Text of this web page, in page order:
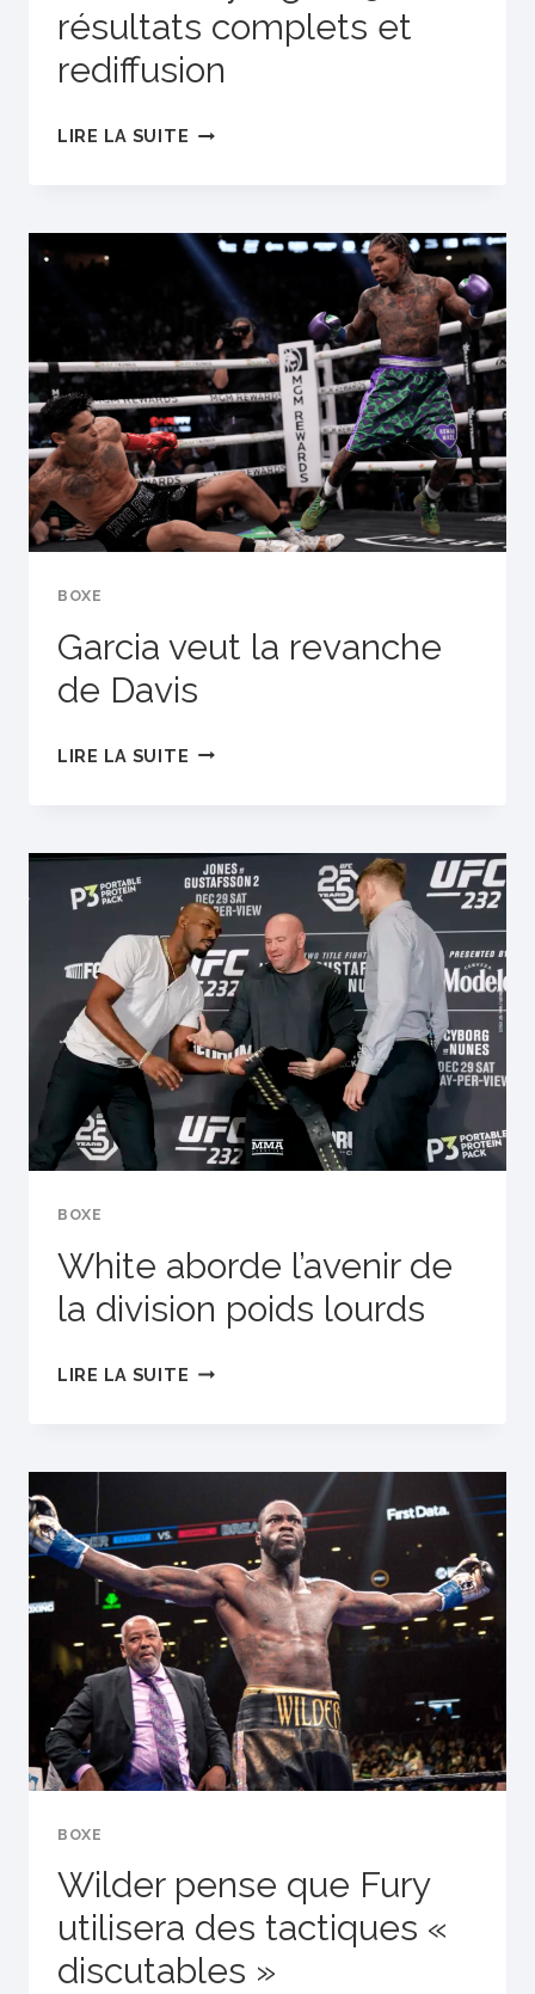
résultats complets et
rediffusion
LIRE LA SUITE ONE
38 :
RÉSULTATS
COMPLETS
REDIFFUSION
BOXE
Garcia veut la revanche
de Davis
LIRE LA SUITE GARCIA
REVANCHE
DE
DAVIS
BOXE
White aborde l’avenir de
la division poids lourds
LIRE LA SUITE WHITE
DE
DIVISION
POIDS
LOURDS
BOXE
Wilder pense que Fury
utilisera des tactiques «
discutables »